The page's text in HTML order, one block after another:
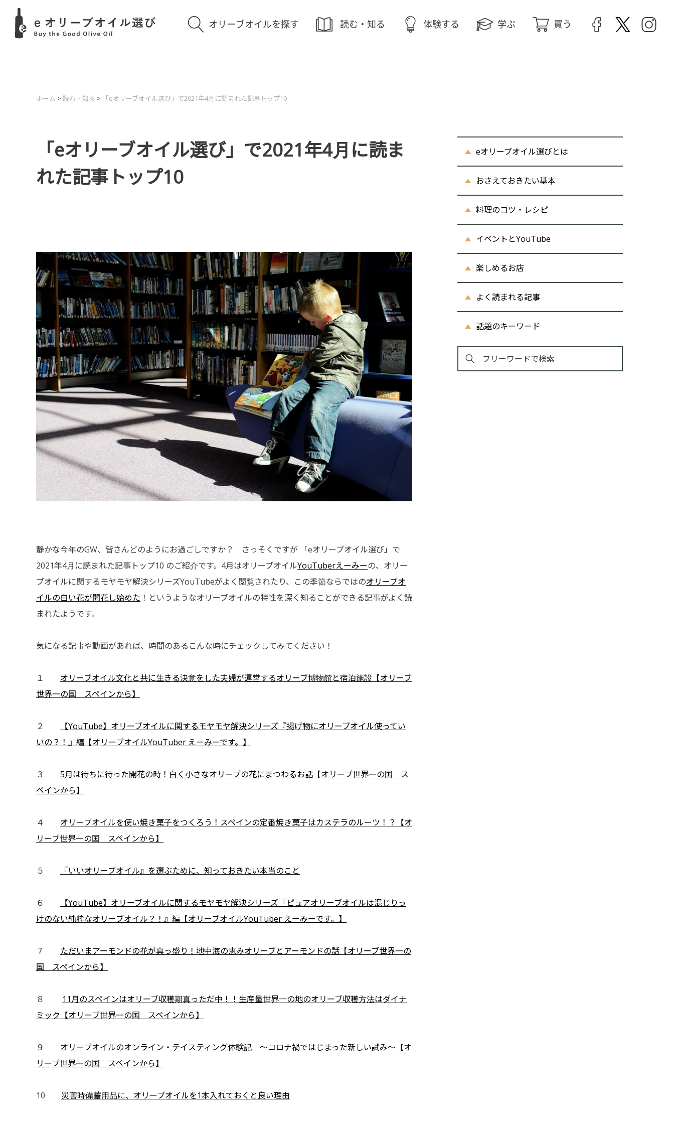
オリーブオイルを探す 読む・知る 体験する 学ぶ 買う
ホーム > 読む・知る > 「eオリーブオイル選び」で2021年4月に読まれた記事トップ10
「eオリーブオイル選び」で2021年4月に読ま
れた記事トップ10
静かな今年のGW、皆さんどのようにお過ごしですか？ さっそくですが 「eオリーブオイル選び」で
2021年4月に読まれた記事トップ10 のご紹介です。4月はオリーブオイルYouTuberえーみーの、オリー
ブオイルに関するモヤモヤ解決シリーズYouTubeがよく閲覧されたり、この季節ならではのオリーブオ
イルの白い花が開花し始めた ！というようなオリーブオイルの特性を深く知ることができる記事がよく読
まれたようです。
気になる記事や動画があれば、時間のあるこんな時にチェックしてみてください！
１ オリーブオイル文化と共に生きる決意をした夫婦が運営するオリーブ博物館と宿泊施設【オリーブ
世界一の国 スペインから】
２
【YouTube】オリーブオイルに関するモヤモヤ解決シリーズ『揚げ物にオリーブオイル使ってい
いの？！』編【オリーブオイルYouTuber えーみーです。】
３ 5月は待ちに待った開花の時！白く小さなオリーブの花にまつわるお話【オリーブ世界一の国 ス
ペインから】
４ オリーブオイルを使い焼き菓子をつくろう！スペインの定番焼き菓子はカステラのルーツ！？【オ
リーブ世界一の国 スペインから】
５ 『いいオリーブオイル』を選ぶために、知っておきたい本当のこと
６
【YouTube】オリーブオイルに関するモヤモヤ解決シリーズ『ピュアオリーブオイルは混じりっ
けのない純粋なオリーブオイル？！』編【オリーブオイルYouTuber えーみーです。】
７ ただいまアーモンドの花が真っ盛り！地中海の恵みオリーブとアーモンドの話【オリーブ世界一の
国 スペインから】
８ 11月のスペインはオリーブ収穫期真っただ中！！生産量世界一の地のオリーブ収穫方法はダイナ
ミック【オリーブ世界一の国 スペインから】
９ オリーブオイルのオンライン・テイスティング体験記 〜コロナ禍ではじまった新しい試み〜【オ
リーブ世界一の国 スペインから】
10 災害時備蓄用品に、オリーブオイルを1本入れておくと良い理由
eオリーブオイル選びとは
おさえておきたい基本
料理のコツ・レシピ
イベントとYouTube
楽しめるお店
よく読まれる記事
話題のキーワード